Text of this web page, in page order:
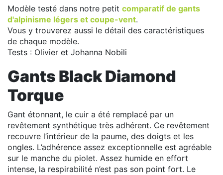
Modèle testé dans notre petit comparatif de gants
d'alpinisme légers et coupe-vent.
Vous y trouverez aussi le détail des caractéristiques
de chaque modèle.
Tests : Olivier et Johanna Nobili
Gants Black Diamond
Torque
Gant étonnant, le cuir a été remplacé par un
revêtement synthétique très adhérent. Ce revêtement
recouvre l’intérieur de la paume, des doigts et les
ongles. L’adhérence assez exceptionnelle est agréable
sur le manche du piolet. Assez humide en effort
intense, la respirabilité n’est pas son point fort. Le